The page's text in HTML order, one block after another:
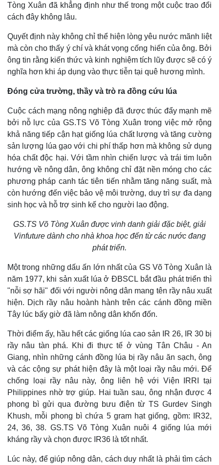
Kinh tế
Bất động sản
Khởi nghiệp
Thị trường
Giá vàng
Tiêu dùng
Chứng khoán
Giá cà phê
Tòng Xuân đã khẳng định như thế trong một cuộc trao đổi
cách đây không lâu.
Quyết định này không chỉ thể hiện lòng yêu nước mãnh liệt
mà còn cho thấy ý chí và khát vọng cống hiến của ông. Bởi
ông tin rằng kiến thức và kinh nghiệm tích lũy được sẽ có ý
nghĩa hơn khi áp dụng vào thực tiễn tại quê hương mình.
Đóng cửa trường, thầy và trò ra đồng cứu lúa
Cuộc cách mạng nông nghiệp đã được thúc đẩy mạnh mẽ
bởi nỗ lực của GS.TS Võ Tòng Xuân trong việc mở rộng
khả năng tiếp cận hạt giống lúa chất lượng và tăng cường
sản lượng lúa gạo với chi phí thấp hơn mà không sử dụng
hóa chất độc hại. Với tầm nhìn chiến lược và trái tim luôn
hướng về nông dân, ông không chỉ đặt nền móng cho các
phương pháp canh tác tiên tiến nhằm tăng năng suất, mà
còn hướng đến việc bảo vệ môi trường, duy trì sự đa dạng
sinh học và hỗ trợ sinh kế cho người lao động.
GS.TS Võ Tòng Xuân được vinh danh giải đặc biệt, giải
Vinfuture dành cho nhà khoa học đến từ các nước đang
phát triển.
Một trong những dấu ấn lớn nhất của GS Võ Tòng Xuân là
năm 1977, khi sản xuất lúa ở ĐBSCL bắt đầu phát triển thì
"nỗi sợ hãi" đối với người nông dân mang tên rầy nâu xuất
hiện. Dịch rầy nâu hoành hành trên các cánh đồng miền
Tây lúc bấy giờ đã làm nông dân khốn đốn.
Thời điểm ấy, hầu hết các giống lúa cao sản IR 26, IR 30 bị
rầy nâu tàn phá. Khi đi thực tế ở vùng Tân Châu - An
Giang, nhìn những cánh đồng lúa bị rầy nâu ăn sạch, ông
và các cộng sự phát hiện đây là một loại rầy nâu mới. Để
chống loại rầy nâu này, ông liên hệ với Viện IRRI tại
Philippines nhờ trợ giúp. Hai tuần sau, ông nhận được 4
phong bì gửi qua đường bưu điện từ TS Gurdev Singh
Khush, mỗi phong bì chứa 5 gram hạt giống, gồm: IR32,
24, 36, 38. GS.TS Võ Tòng Xuân nuôi 4 giống lúa mới
kháng rầy và chọn được IR36 là tốt nhất.
Lúc này, để giúp nông dân, cách duy nhất là phải tìm cách